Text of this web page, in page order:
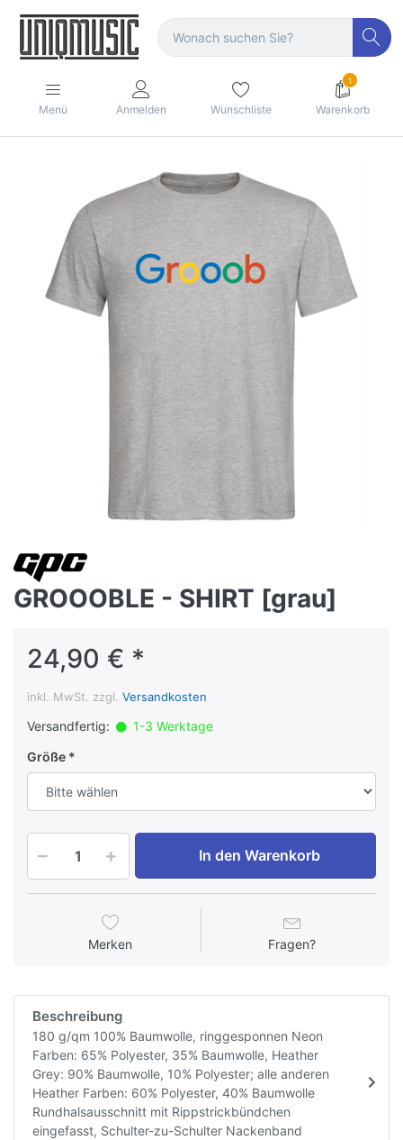
Menü Anmelden Wunschliste
1
Warenkorb
GROOOBLE - SHIRT [grau]
24,90 € *
inkl. MwSt. zzgl. Versandkosten
Versandfertig:
1-3 Werktage
Größe
In den Warenkorb
Merken Fragen?
Beschreibung
180 g/qm 100% Baumwolle, ringgesponnen Neon
Farben: 65% Polyester, 35% Baumwolle, Heather
Grey: 90% Baumwolle, 10% Polyester; alle anderen
Heather Farben: 60% Polyester, 40% Baumwolle
Rundhalsausschnitt mit Rippstrickbündchen
eingefasst, Schulter-zu-Schulter Nackenband